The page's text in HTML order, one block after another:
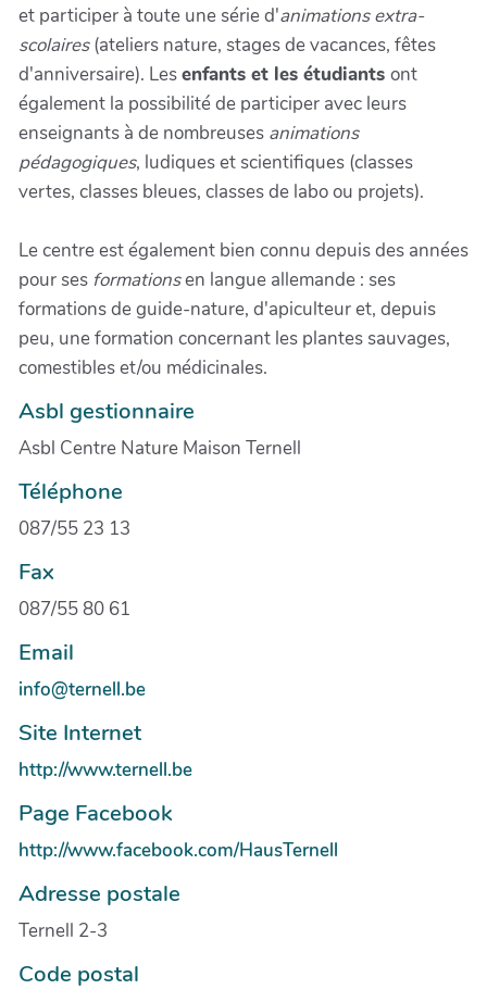
et participer à toute une série d'animations extra-
scolaires(ateliers nature, stages de vacances, fêtes
d'anniversaire). Lesenfants et les étudiants ont
également la possibilité de participer avec leurs
enseignants à de nombreuses animations
pédagogiques, ludiques et scientifiques (classes
vertes, classes bleues, classes de labo ou projets).
Le centre est également bien connu depuis des années
pour ses formationsen langue allemande : ses
formations de guide-nature, d'apiculteur et, depuis
peu, une formation concernant les plantes sauvages,
comestibles et/ou médicinales.
Asbl gestionnaire
Asbl Centre Nature Maison Ternell
Téléphone
087/55 23 13
Fax
087/55 80 61
Email
info@ternell.be
Site Internet
http://www.ternell.be
Page Facebook
http://www.facebook.com/HausTernell
Adresse postale
Ternell 2-3
Code postal